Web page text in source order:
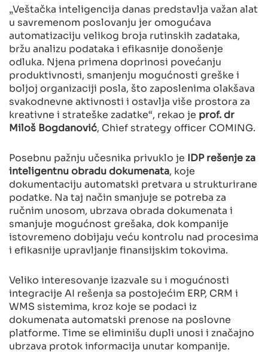
„Veštačka inteligencija danas predstavlja važan alat
u savremenom poslovanju jer omogućava
automatizaciju velikog broja rutinskih zadataka,
bržu analizu podataka i efikasnije donošenje
odluka. Njena primena doprinosi povećanju
produktivnosti, smanjenju mogućnosti greške i
boljoj organizaciji posla, što zaposlenima olakšava
svakodnevne aktivnosti i ostavlja više prostora za
kreativne i strateške zadatke“, rekao je prof. dr
Miloš Bogdanović, Chief strategy officer COMING.
Posebnu pažnju učesnika privuklo je IDP rešenje za
inteligentnu obradu dokumenata, koje
dokumentaciju automatski pretvara u strukturirane
podatke. Na taj način smanjuje se potreba za
ručnim unosom, ubrzava obrada dokumenata i
smanjuje mogućnost grešaka, dok kompanije
istovremeno dobijaju veću kontrolu nad procesima
i efikasnije upravljanje finansijskim tokovima.
Veliko interesovanje izazvale su i mogućnosti
integracije AI rešenja sa postojećim ERP, CRM i
WMS sistemima, kroz koje se podaci iz
dokumenata automatski prenose na poslovne
platforme. Time se eliminišu dupli unosi i značajno
ubrzava protok informacija unutar kompanije.